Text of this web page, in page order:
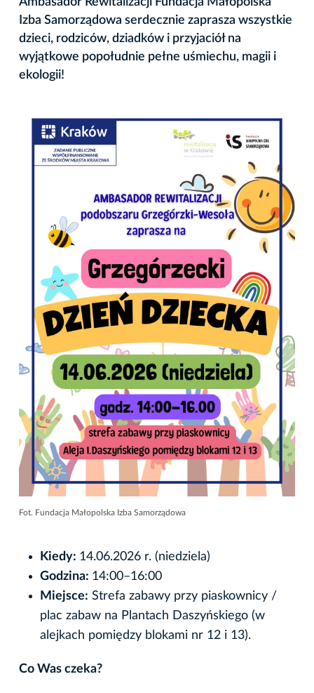
Izba Samorządowa serdecznie zaprasza wszystkie
dzieci, rodziców, dziadków i przyjaciół na
wyjątkowe popołudnie pełne uśmiechu, magii i
ekologii!
Fot. Fundacja Małopolska Izba Samorządowa
Kiedy: 14.06.2026 r. (niedziela)
Godzina: 14:00–16:00
Miejsce: Strefa zabawy przy piaskownicy /
plac zabaw na Plantach Daszyńskiego (w
alejkach pomiędzy blokami nr 12 i 13).
Co Was czeka?